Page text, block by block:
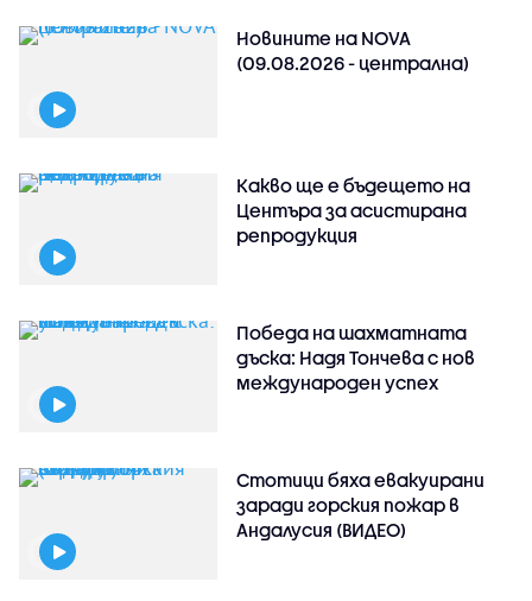
Новините на NOVA
(09.08.2026 - централна)
Какво ще е бъдещето на
Центъра за асистирана
репродукция
Победа на шахматната
дъска: Надя Тончева с нов
международен успех
Стотици бяха евакуирани
заради горския пожар в
Андалусия (ВИДЕО)